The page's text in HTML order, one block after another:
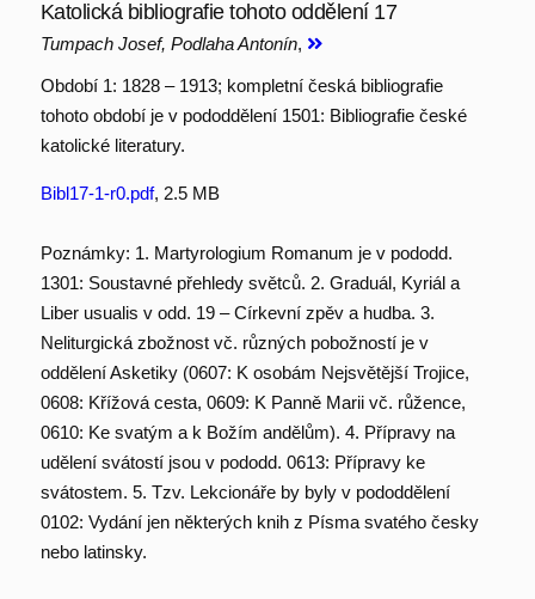
Katolická bibliografie tohoto oddělení 17
Tumpach Josef, Podlaha Antonín,
Období 1: 1828 – 1913; kompletní česká bibliografie
tohoto období je v pododdělení 1501: Bibliografie české
katolické literatury.
Bibl17-1-r0.pdf, 2.5 MB
Poznámky: 1. Martyrologium Romanum je v pododd.
1301: Soustavné přehledy světců. 2. Graduál, Kyriál a
Liber usualis v odd. 19 – Církevní zpěv a hudba. 3.
Neliturgická zbožnost vč. různých pobožností je v
oddělení Asketiky (0607: K osobám Nejsvětější Trojice,
0608: Křížová cesta, 0609: K Panně Marii vč. růžence,
0610: Ke svatým a k Božím andělům). 4. Přípravy na
udělení svátostí jsou v pododd. 0613: Přípravy ke
svátostem. 5. Tzv. Lekcionáře by byly v pododdělení
0102: Vydání jen některých knih z Písma svatého česky
nebo latinsky.